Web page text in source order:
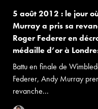
5 août 2012 : le jour
Murray a pris sa
Roger Federer en
médaille d’or à
Battu en finale de
Federer, Andy Murray
revanche...